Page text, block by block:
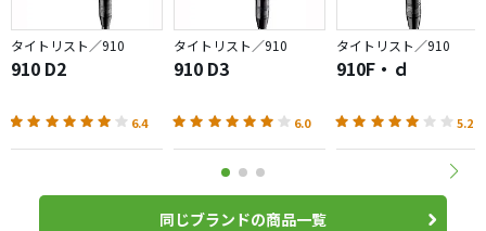
タイトリスト／910
910 D2
6.4
タイトリスト／910
910 D3
6.0
タイトリスト／910
910F・ｄ
5.2
同じブランドの商品一覧